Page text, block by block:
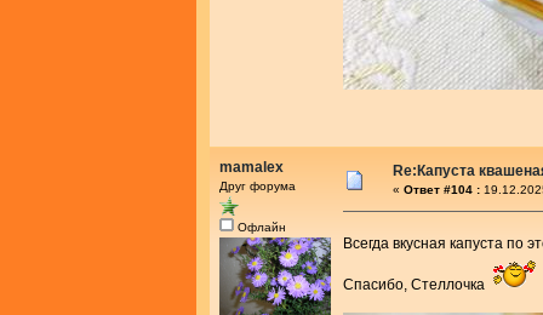
mamalex
Друг форума
Офлайн
Re:Капуста
« Ответ #104 :
Всегда вкусная капуста по
Спасибо, Стеллочка